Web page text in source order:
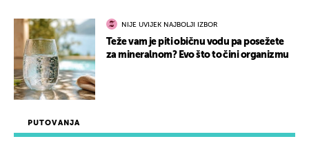
PUTOVANJA
NIJE UVIJEK NAJBOLJI IZBOR
Teže vam je piti običnu vodu pa posežete
za mineralnom? Evo što to čini organizmu